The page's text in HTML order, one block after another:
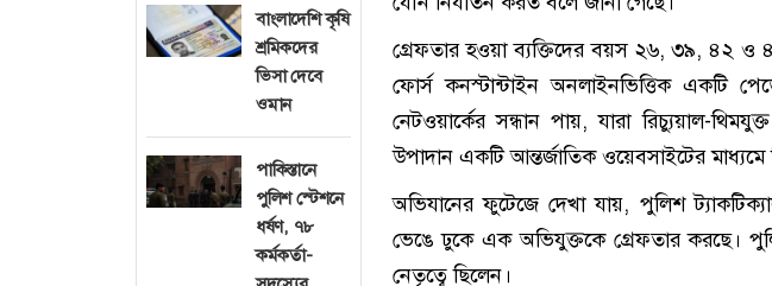
বাংলাদেশি কৃষি
শ্রমিকদের
ভিসা দেবে
ওমান
পাকিস্তানে
পুলিশ স্টেশনে
ধর্ষণ, ৭৮
কর্মকর্তা-
গ্রেফতার হওয়া ব্যক্তিদের বয়স ২৬, ৩৯, ৪২ ও
ফোর্স কনস্টান্টাইন অনলাইনভিত্তিক একটি
নেটওয়ার্কের সন্ধান পায়, যারা রিচ্যুয়াল-
উপাদান একটি আন্তর্জাতিক ওয়েবসাইটের
অভিযানের ফুটেজে দেখা যায়, পুলিশ
ভেঙে ঢুকে এক অভিযুক্তকে গ্রেফতার করছে।
নেতৃত্বে ছিলেন।